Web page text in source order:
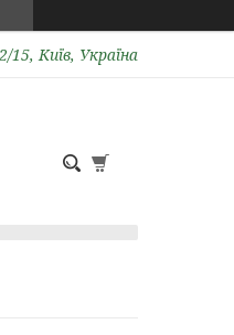
15, Київ, Україна